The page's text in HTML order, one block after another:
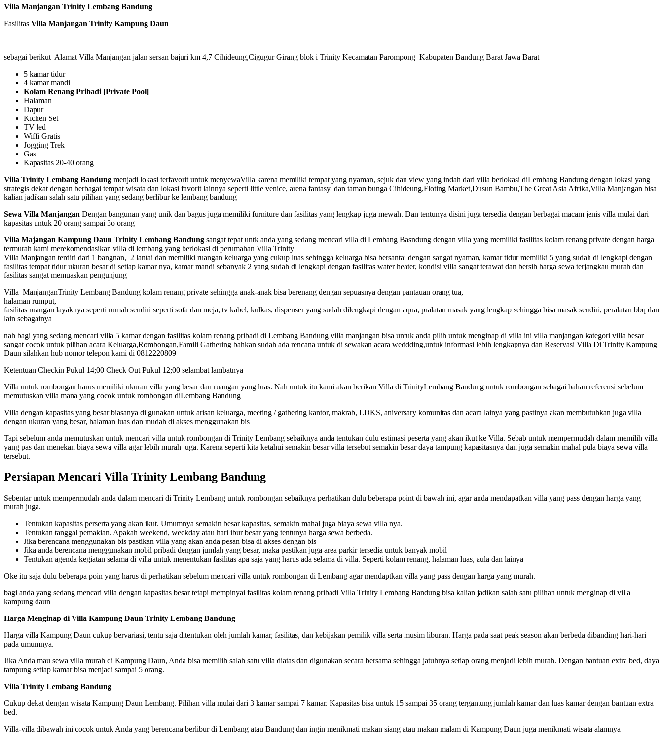
Villa Manjangan Trinity Lembang Bandung
Fasilitas Villa Manjangan Trinity Kampung Daun
sebagai berikut Alamat Villa Manjangan jalan sersan bajuri km 4,7 Cihideung,Cigugur Girang blok i Trinity Kecamatan Parompong Kabupaten Bandung Barat Jawa Barat
5 kamar tidur
4 kamar mandi
Kolam Renang Pribadi [Private Pool]
Halaman
Dapur
Kichen Set
TV led
Wiffi Gratis
Jogging Trek
Gas
Kapasitas 20-40 orang
Villa Trinity Lembang Bandung menjadi lokasi terfavorit untuk menyewaVilla karena memiliki tempat yang nyaman, sejuk dan view yang indah dari villa berlokasi diLembang Bandung dengan lokasi yang
strategis dekat dengan berbagai tempat wisata dan lokasi favorit lainnya seperti little venice, arena fantasy, dan taman bunga Cihideung,Floting Market,Dusun Bambu,The Great Asia Afrika,Villa Manjangan bisa
kalian jadikan salah satu pilihan yang sedang berlibur ke lembang bandung
Sewa Villa Manjangan Dengan bangunan yang unik dan bagus juga memiliki furniture dan fasilitas yang lengkap juga mewah. Dan tentunya disini juga tersedia dengan berbagai macam jenis villa mulai dari
kapasitas untuk 20 orang sampai 3o orang
Villa Majangan Kampung Daun Trinity Lembang Bandung sangat tepat untk anda yang sedang mencari villa di Lembang Basndung dengan villa yang memiliki fasilitas kolam renang private dengan harga
termurah kami merekomendasikan villa di lembang yang berlokasi di perumahan Villa Trinity
Villa Manjangan terdiri dari 1 bangnan, 2 lantai dan memiliki ruangan keluarga yang cukup luas sehingga keluarga bisa bersantai dengan sangat nyaman, kamar tidur memiliki 5 yang sudah di lengkapi dengan
fasilitas tempat tidur ukuran besar di setiap kamar nya, kamar mandi sebanyak 2 yang sudah di lengkapi dengan fasilitas water heater, kondisi villa sangat terawat dan bersih harga sewa terjangkau murah dan
fasilitas sangat memuaskan pengunjung
Villa ManjanganTrinity Lembang Bandung kolam renang private sehingga anak-anak bisa berenang dengan sepuasnya dengan pantauan orang tua,
halaman rumput,
fasilitas ruangan layaknya seperti rumah sendiri seperti sofa dan meja, tv kabel, kulkas, dispenser yang sudah dilengkapi dengan aqua, pralatan masak yang lengkap sehingga bisa masak sendiri, peralatan bbq dan
lain sebagainya
nah bagi yang sedang mencari villa 5 kamar dengan fasilitas kolam renang pribadi di Lembang Bandung villa manjangan bisa untuk anda pilih untuk menginap di villa ini villa manjangan kategori villa besar
sangat cocok untuk pilihan acara Keluarga,Rombongan,Famili Gathering bahkan sudah ada rencana untuk di sewakan acara weddding,untuk informasi lebih lengkapnya dan Reservasi Villa Di Trinity Kampung
Daun silahkan hub nomor telepon kami di 0812220809
Ketentuan Checkin Pukul 14;00 Check Out Pukul 12;00 selambat lambatnya
Villa untuk rombongan harus memiliki ukuran villa yang besar dan ruangan yang luas. Nah untuk itu kami akan berikan Villa di TrinityLembang Bandung untuk rombongan sebagai bahan referensi sebelum
memutuskan villa mana yang cocok untuk rombongan diLembang Bandung
Villa dengan kapasitas yang besar biasanya di gunakan untuk arisan keluarga, meeting / gathering kantor, makrab, LDKS, aniversary komunitas dan acara lainya yang pastinya akan membutuhkan juga villa
dengan ukuran yang besar, halaman luas dan mudah di akses menggunakan bis
Tapi sebelum anda memutuskan untuk mencari villa untuk rombongan di Trinity Lembang sebaiknya anda tentukan dulu estimasi peserta yang akan ikut ke Villa. Sebab untuk mempermudah dalam memilih villa
yang pas dan menekan biaya sewa villa agar lebih murah juga. Karena seperti kita ketahui semakin besar villa tersebut semakin besar daya tampung kapasitasnya dan juga semakin mahal pula biaya sewa villa
tersebut.
Persiapan Mencari Villa Trinity Lembang Bandung
Sebentar untuk mempermudah anda dalam mencari di Trinity Lembang untuk rombongan sebaiknya perhatikan dulu beberapa point di bawah ini, agar anda mendapatkan villa yang pass dengan harga yang
murah juga.
Tentukan kapasitas perserta yang akan ikut. Umumnya semakin besar kapasitas, semakin mahal juga biaya sewa villa nya.
Tentukan tanggal pemakian. Apakah weekend, weekday atau hari ibur besar yang tentunya harga sewa berbeda.
Jika berencana menggunakan bis pastikan villa yang akan anda pesan bisa di akses dengan bis
Jika anda berencana menggunakan mobil pribadi dengan jumlah yang besar, maka pastikan juga area parkir tersedia untuk banyak mobil
Tentukan agenda kegiatan selama di villa untuk menentukan fasilitas apa saja yang harus ada selama di villa. Seperti kolam renang, halaman luas, aula dan lainya
Oke itu saja dulu beberapa poin yang harus di perhatikan sebelum mencari villa untuk rombongan di Lembang agar mendaptkan villa yang pass dengan harga yang murah.
bagi anda yang sedang mencari villa dengan kapasitas besar tetapi mempinyai fasilitas kolam renang pribadi Villa Trinity Lembang Bandung bisa kalian jadikan salah satu pilihan untuk menginap di villa
kampung daun
Harga Menginap di Villa Kampung Daun Trinity Lembang Bandung
Harga villa Kampung Daun cukup bervariasi, tentu saja ditentukan oleh jumlah kamar, fasilitas, dan kebijakan pemilik villa serta musim liburan. Harga pada saat peak season akan berbeda dibanding hari-hari
pada umumnya.
Jika Anda mau sewa villa murah di Kampung Daun, Anda bisa memilih salah satu villa diatas dan digunakan secara bersama sehingga jatuhnya setiap orang menjadi lebih murah. Dengan bantuan extra bed, daya
tampung setiap kamar bisa menjadi sampai 5 orang.
Villa Trinity Lembang Bandung
Cukup dekat dengan wisata Kampung Daun Lembang. Pilihan villa mulai dari 3 kamar sampai 7 kamar. Kapasitas bisa untuk 15 sampai 35 orang tergantung jumlah kamar dan luas kamar dengan bantuan extra
bed.
Villa-villa dibawah ini cocok untuk Anda yang berencana berlibur di Lembang atau Bandung dan ingin menikmati makan siang atau makan malam di Kampung Daun juga menikmati wisata alamnya